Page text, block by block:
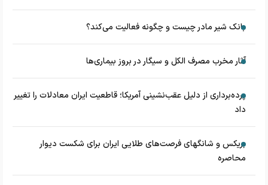
بانک شیر مادر چیست و چگونه فعالیت می‌کند؟
آثار مخرب مصرف الکل و سیگار در بروز بیماری‌ها
پرده‌برداری از دلیل عقب‌نشینی آمریکا؛ قاطعیت ایران معادلات را تغییر
داد
بریکس و شانگهای فرصت‌های طلایی ایران برای شکست دیوار
محاصره